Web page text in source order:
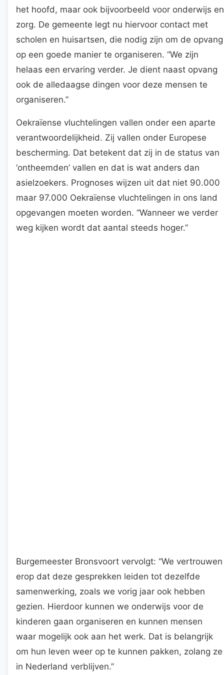
het hoofd, maar ook bijvoorbeeld voor onderwijs en
zorg. De gemeente legt nu hiervoor contact met
scholen en huisartsen, die nodig zijn om de opvang
op een goede manier te organiseren. “We zijn
helaas een ervaring verder. Je dient naast opvang
ook de alledaagse dingen voor deze mensen te
organiseren.”
Oekraïense vluchtelingen vallen onder een aparte
verantwoordelijkheid. Zij vallen onder Europese
bescherming. Dat betekent dat zij in de status van
‘ontheemden’ vallen en dat is wat anders dan
asielzoekers. Prognoses wijzen uit dat niet 90.000
maar 97.000 Oekraïense vluchtelingen in ons land
opgevangen moeten worden. “Wanneer we verder
weg kijken wordt dat aantal steeds hoger.”
Burgemeester Bronsvoort vervolgt: “We vertrouwen
erop dat deze gesprekken leiden tot dezelfde
samenwerking, zoals we vorig jaar ook hebben
gezien. Hierdoor kunnen we onderwijs voor de
kinderen gaan organiseren en kunnen mensen
waar mogelijk ook aan het werk. Dat is belangrijk
om hun leven weer op te kunnen pakken, zolang ze
in Nederland verblijven.”